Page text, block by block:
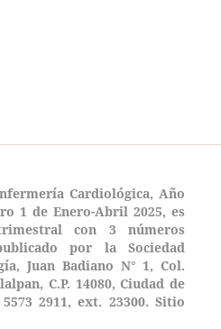
Cardiológica, Año
1 de Enero-Abril 2025, es
con 3 números
por la Sociedad
Juan Badiano N° 1, Col.
C.P. 14080, Ciudad de
2911, ext. 23300. Sitio